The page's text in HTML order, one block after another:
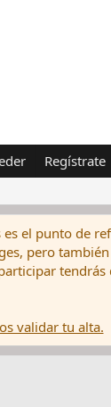
Regístrate
el punto de
pero
tendrás
validar tu alta.